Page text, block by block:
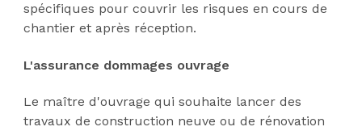
spécifiques pour couvrir les risques en cours de
chantier et après réception.
L'assurance dommages ouvrage
Le maître d'ouvrage qui souhaite lancer des
travaux de construction neuve ou de rénovation